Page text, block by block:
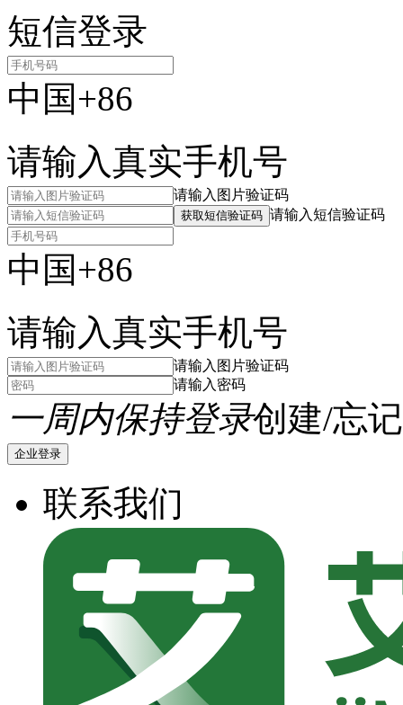
短信登录
中国+86
请输入真实手机号
请输入图片验证码
获取短信验证码 请输入短信验证码
中国+86
请输入真实手机号
请输入图片验证码
请输入密码
一周内保持登录创建/忘
企业登录
联系我们